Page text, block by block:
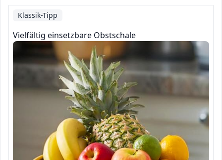
Klassik-Tipp
Vielfältig einsetzbare Obstschale